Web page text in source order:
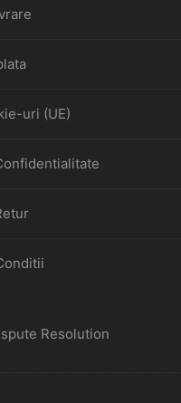
uri (UE)
Resolution